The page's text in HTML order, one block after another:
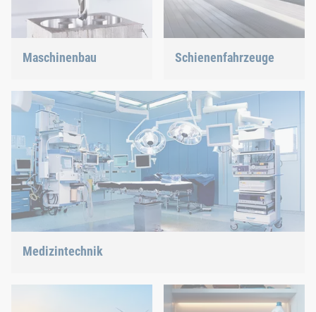
Maschinenbau
innovativste Industrie mit
unseren innovativen
Verbindungslösungen.
Schienenfahrzeuge
Clinchen oder C-Teile-
Management – wir bieten
Ihnen die richtige Lösung.
Medizintechnik
hochsensible Technologien.